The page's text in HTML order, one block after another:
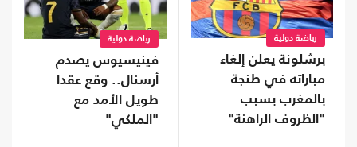
رياضة دولية
برشلونة يعلن إلغاء
مباراته في طنجة
بالمغرب بسبب
"الظروف الراهنة"
رياضة دولية
فينيسيوس يصدم
أرسنال.. وقع عقدا
طويل الأمد مع
"الملكي"